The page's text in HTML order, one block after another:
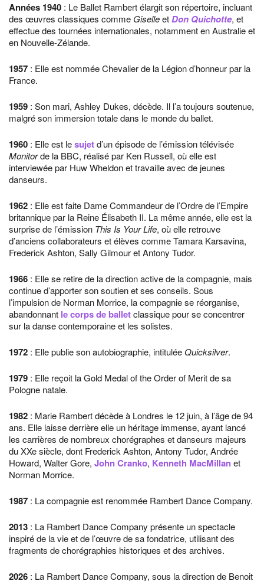
Années 1940 : Le Ballet Rambert élargit son répertoire, incluant
des œuvres classiques comme GiselleetDon Quichotte, et
effectue des tournées internationales, notamment en Australie et
en Nouvelle-Zélande.
1957 : Elle est nommée Chevalier de la Légion d’honneur par la
France.
1959 : Son mari, Ashley Dukes, décède. Il l’a toujours soutenue,
malgré son immersion totale dans le monde du ballet.
1960 : Elle est lesujetd’un épisode de l’émission télévisée
Monitorde la BBC, réalisé par Ken Russell, où elle est
interviewée par Huw Wheldon et travaille avec de jeunes
danseurs.
1962 : Elle est faite Dame Commandeur de l’Ordre de l’Empire
britannique par la Reine Élisabeth II. La même année, elle est la
surprise de l’émission This Is Your Life, où elle retrouve
d’anciens collaborateurs et élèves comme Tamara Karsavina,
Frederick Ashton, Sally Gilmour et Antony Tudor.
1966 : Elle se retire de la direction active de la compagnie, mais
continue d’apporter son soutien et ses conseils. Sous
l’impulsion de Norman Morrice, la compagnie se réorganise,
abandonnant le corps de balletclassique pour se concentrer
sur la danse contemporaine et les solistes.
1972 : Elle publie son autobiographie, intituléeQuicksilver.
1979 : Elle reçoit la Gold Medal of the Order of Merit de sa
Pologne natale.
1982 : Marie Rambert décède à Londres le 12 juin, à l’âge de 94
ans. Elle laisse derrière elle un héritage immense, ayant lancé
les carrières de nombreux chorégraphes et danseurs majeurs
du XXe siècle, dont Frederick Ashton, Antony Tudor, Andrée
Howard, Walter Gore, John Cranko, Kenneth MacMillanet
Norman Morrice.
1987 : La compagnie est renommée Rambert Dance Company.
2013 : La Rambert Dance Company présente un spectacle
inspiré de la vie et de l’œuvre de sa fondatrice, utilisant des
fragments de chorégraphies historiques et des archives.
2026 : La Rambert Dance Company, sous la direction de Benoit